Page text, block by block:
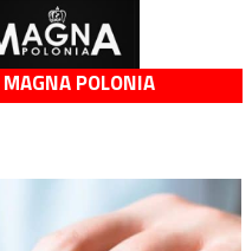
POLONIA